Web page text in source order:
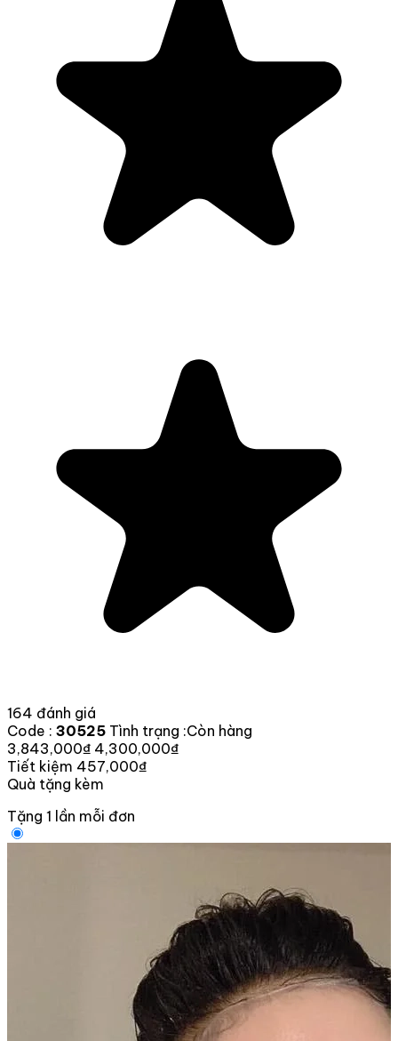
164 đánh giá
Code : 30525 Tình trạng :Còn hàng
3,843,000₫ 4,300,000₫
Tiết kiệm 457,000₫
Quà tặng kèm
Tặng 1 lần mỗi đơn